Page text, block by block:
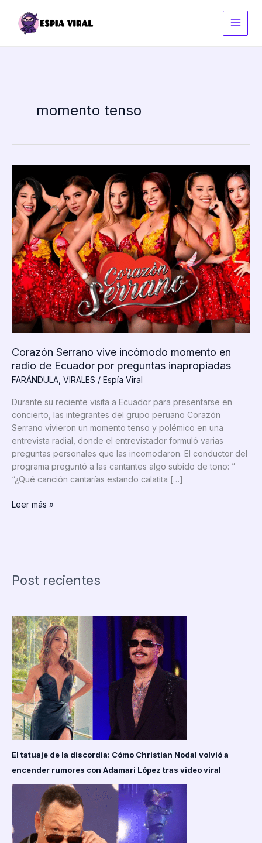
contenido
momento tenso
Corazón Serrano vive incómodo momento en
radio de Ecuador por preguntas inapropiadas
FARÁNDULA VIRALES / Espía Viral
Durante su reciente visita a Ecuador para presentarse en
concierto, las integrantes del grupo peruano Corazón
Serrano vivieron un momento tenso y polémico en una
entrevista radial, donde el entrevistador formuló varias
preguntas personales que las incomodaron. El conductor del
programa preguntó a las cantantes algo subido de tono: ”
“¿Qué canción cantarías estando calatita […]
Corazón
radio
por
preguntas
inapropiadas
Leer más »
Post recientes
El tatuaje de la discordia: Cómo Christian Nodal volvió a
encender rumores con Adamari López tras video viral